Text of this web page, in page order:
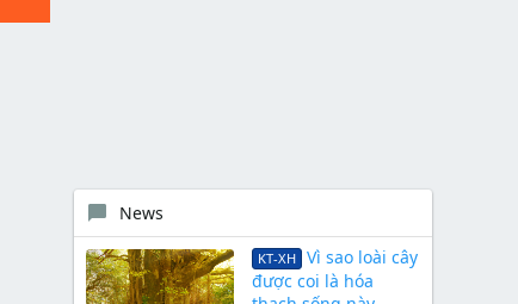
News
KT-XH
Vì sao loài cây
được coi là hóa